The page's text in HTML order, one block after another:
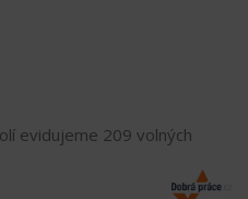
evidujeme 209 volných